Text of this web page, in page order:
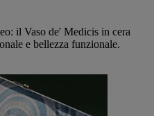
il Vaso de' Medicis in cera
e bellezza funzionale.